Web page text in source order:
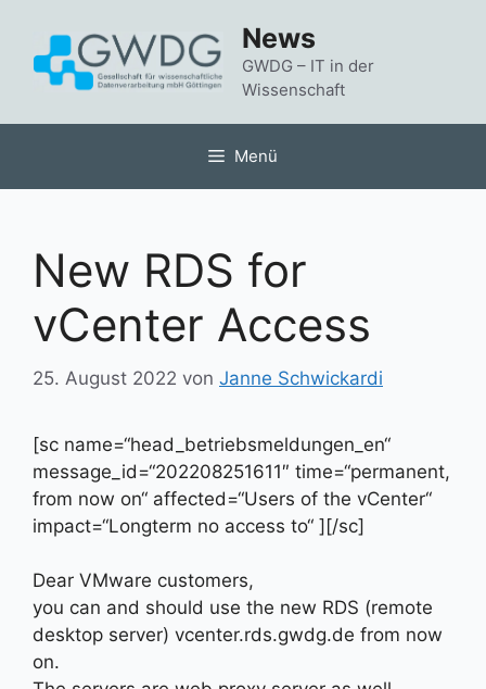
springen
News
GWDG – IT in der
Wissenschaft
Menü
New RDS for
vCenter Access
25. August 2022 von Janne Schwickardi
[sc name=“head_betriebsmeldungen_en“
message_id=“202208251611″ time=“permanent,
from now on“ affected=“Users of the vCenter“
impact=“Longterm no access to“ ][/sc]
Dear VMware customers,
you can and should use the new RDS (remote
desktop server) vcenter.rds.gwdg.de from now
on.